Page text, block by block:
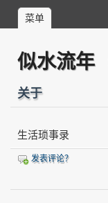
菜单
似水流年
关于
生活琐事录
发表评论？